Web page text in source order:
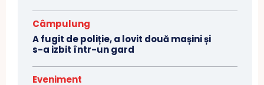
Câmpulung
A fugit de poliție, a lovit două mașini și
s-a izbit într-un gard
Eveniment